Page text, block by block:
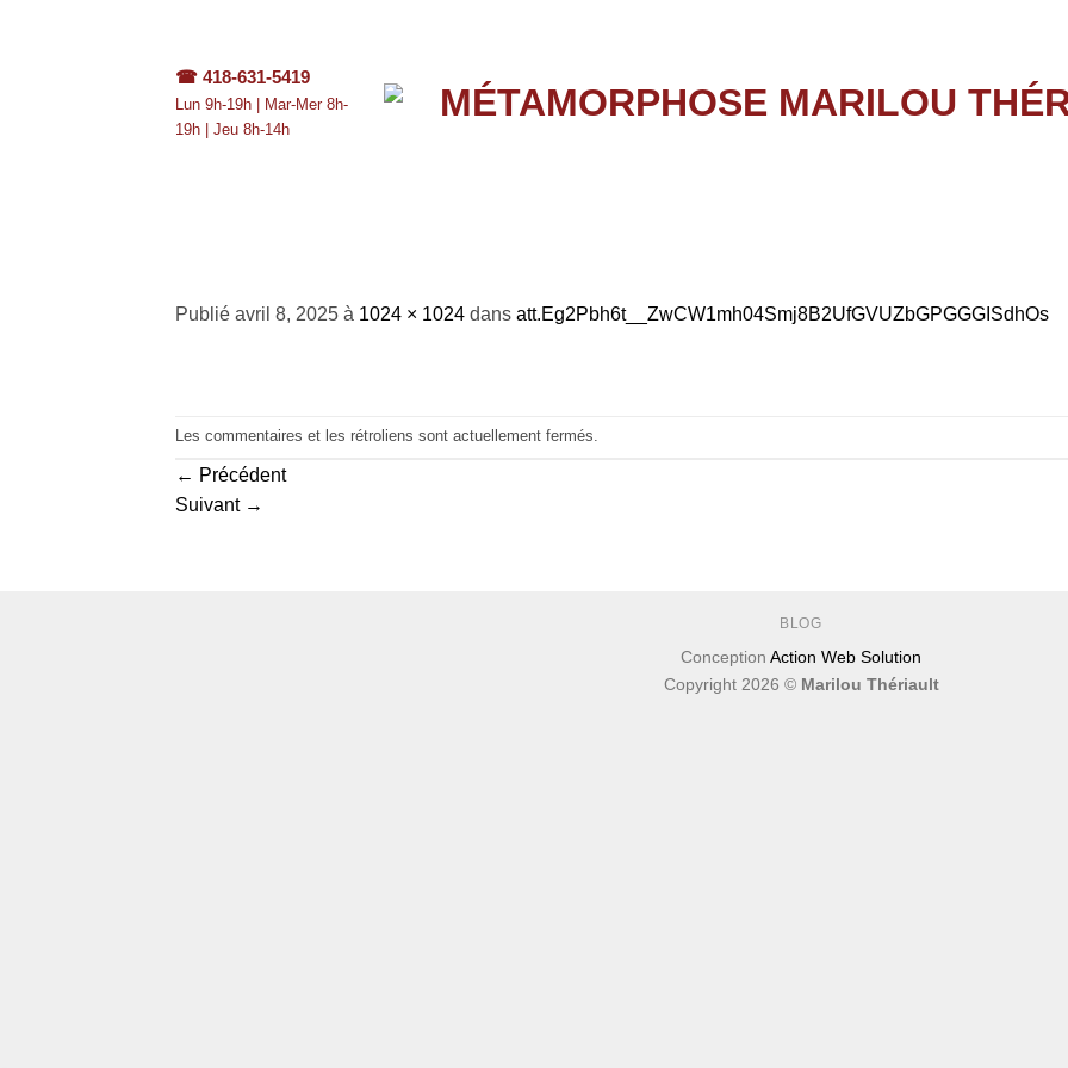
☎ 418-631-5419
Lun 9h-19h | Mar-Mer 8h-
19h | Jeu 8h-14h
Publié avril 8, 2025 à 1024 × 1024 dans att.Eg2Pbh6t__ZwCW1mh04Smj8B2UfGVUZbGPGGGISdhOs
Les commentaires et les rétroliens sont actuellement fermés.
← Précédent
Suivant →
BLOG
Conception Action Web Solution
Copyright 2026 © Marilou Thériault